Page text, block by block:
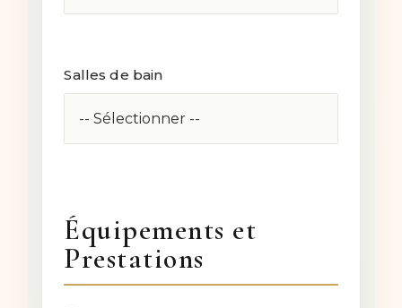
Salles de bain
Équipements et
Prestations